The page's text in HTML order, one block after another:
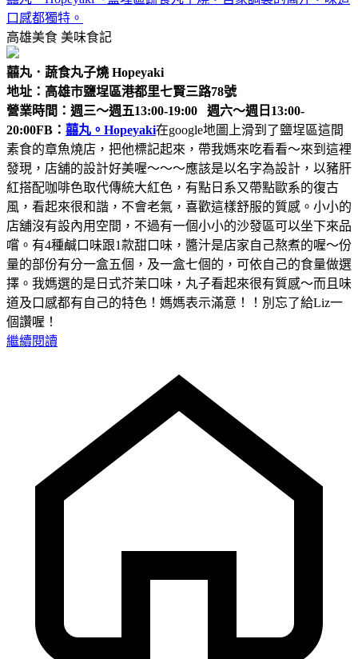
口感都獨特。
高雄美食 美味食記
囍丸．蔬食丸子燒 Hopeyaki
地址：高雄市鹽埕區港都里七賢三路78號
營業時間：週三～週五13:00-19:00 週六～週日13:00-
20:00FB： 囍丸。Hopeyaki在google地圖上滑到了鹽埕區這間
素食的章魚燒店，把他標記起來，帶我媽來吃看看～來到這裡
發現，店舖的設計好美喔～～～應該是以名字為設計，以豬肝
紅搭配咖啡色取代傳統大紅色，有點日系又帶點歐系的復古
風，看起來很和諧，不會老氣，喜歡這樣舒服的質感。小小的
店舖沒有設內用空間，不過有一個小小的沙發區可以坐下來品
嚐。有4種鹹口味跟1款甜口味，醬汁是店家自己熬煮的喔～份
量的部份有分一盒五個，及一盒七個的，可依自己的食量做選
擇。我媽選的是日式芥茉口味，丸子看起來很有質感～而且味
道及口感都有自己的特色！媽媽表示滿意！！別忘了給Liz一
個讚喔！
繼續閱讀